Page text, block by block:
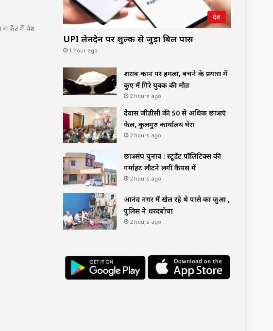
में पेश
देश
UPI लेनदेन पर शुल्क से जुड़ा बिल पास
1 hour ago
शराब दुकान पर हमला, बचने के प्रयास में
कुए में गिरे युवक की मौत
2 hours ago
देवास जीडीसी की 50 से अधिक छात्राएं
फेल, कुलगुरु कार्यालय घेरा
2 hours ago
छात्रसंघ चुनाव : स्टूडेंट पॉलिटिक्स की
गर्माहट लौटने लगी कैंपस में
2 hours ago
आनंद नगर में खेल रहे थे पासे का जुआ ,
पुलिस ने धरदबोचा
2 hours ago